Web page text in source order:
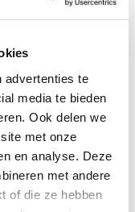
advertenties te
media te bieden
Ook delen we
met onze
en analyse. Deze
met andere
of die ze hebben